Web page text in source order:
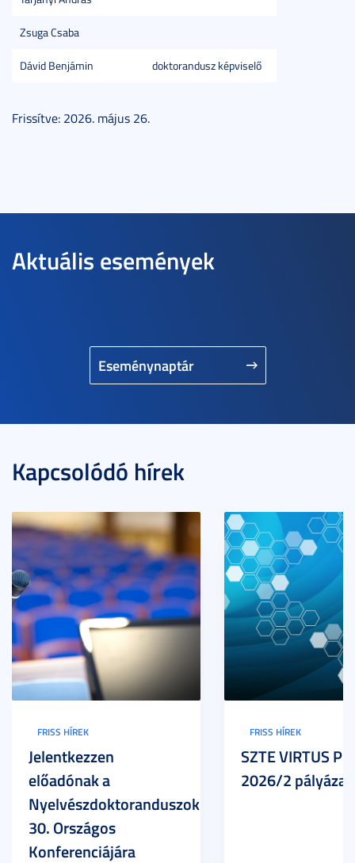
Zsuga Csaba
Dávid Benjámin doktorandusz képviselő
Frissítve: 2026. május 26.
Aktuális események
Eseménynaptár
Kapcsolódó hírek
FRISS HÍREK
Jelentkezzen
előadónak a
Nyelvészdoktoranduszok
30. Országos
Konferenciájára
FRISS HÍREK
SZTE VIRTUS
2026/2